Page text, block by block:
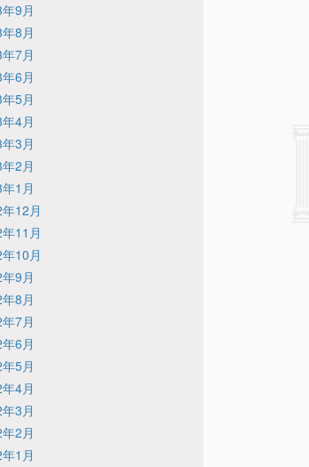
9月
8月
7月
6月
5月
4月
3月
2月
1月
12月
11月
10月
9月
8月
7月
6月
5月
4月
3月
2月
1月